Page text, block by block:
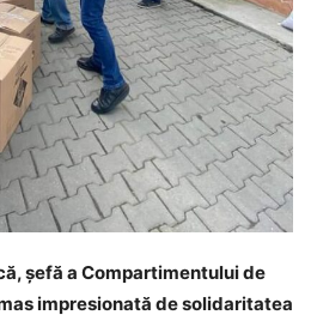
șefă a Compartimentului de
impresionată de solidaritatea